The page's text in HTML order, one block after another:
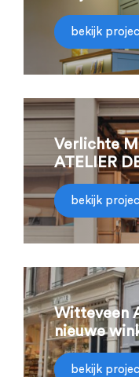
bekijk
Verlichte
ATELIER
bekijk
Witteveen
nieuwe
bekijk